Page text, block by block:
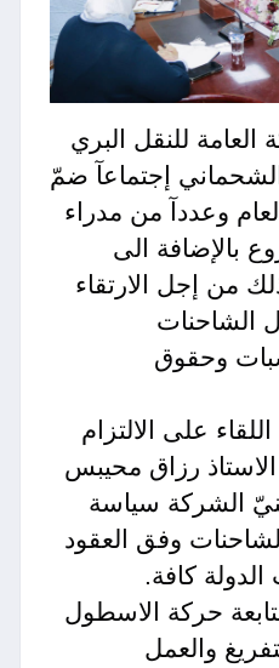
للنقل البري
إجتماعآ ضمّ
وعددآ من مدراء
بالإضافة الى
من إجل الارتقاء
الشاحنات
وحقوق
على الالتزام
رزاق محيبس
الشركة سياسة
وفق العقود
كافة.
حركة الاسطول
والعمل